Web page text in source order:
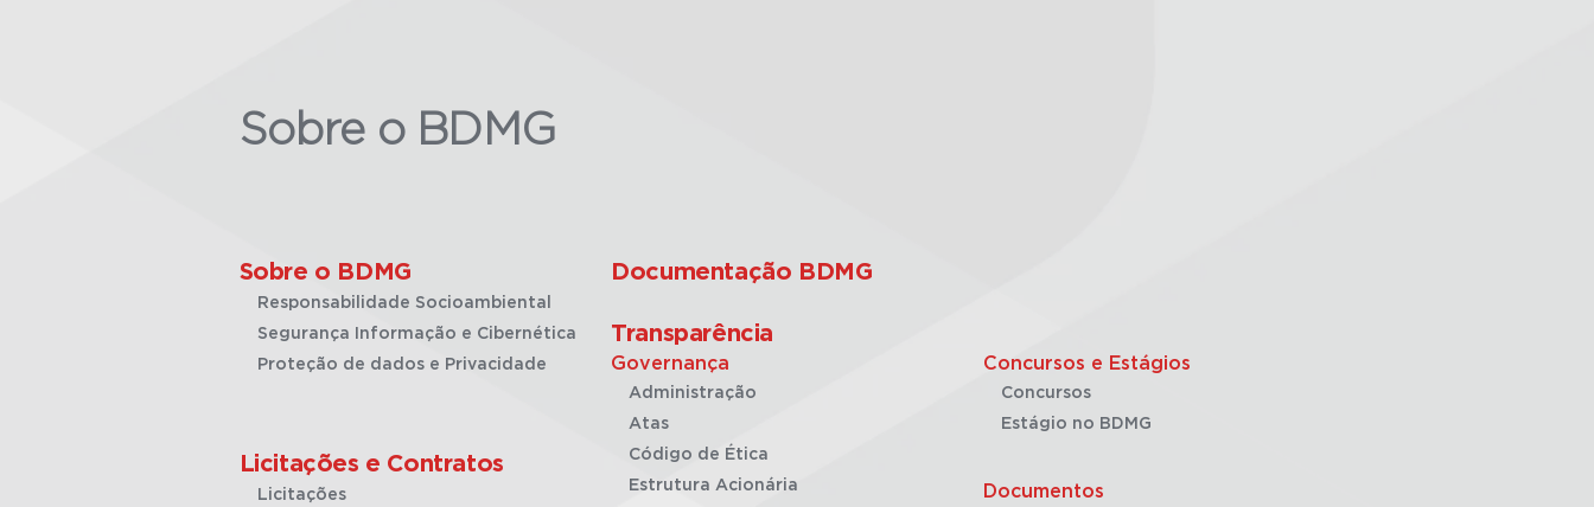
Sobre o BDMG
Sobre o BDMG
Responsabilidade Socioambiental
Segurança Informação e Cibernética
Proteção de dados e Privacidade
Licitações e Contratos
Licitações
Documentação BDMG
Transparência
Governança
Administração
Atas
Código de Ética
Estrutura Acionária
Concursos e Estágios
Concursos
Estágio no BDMG
Documentos